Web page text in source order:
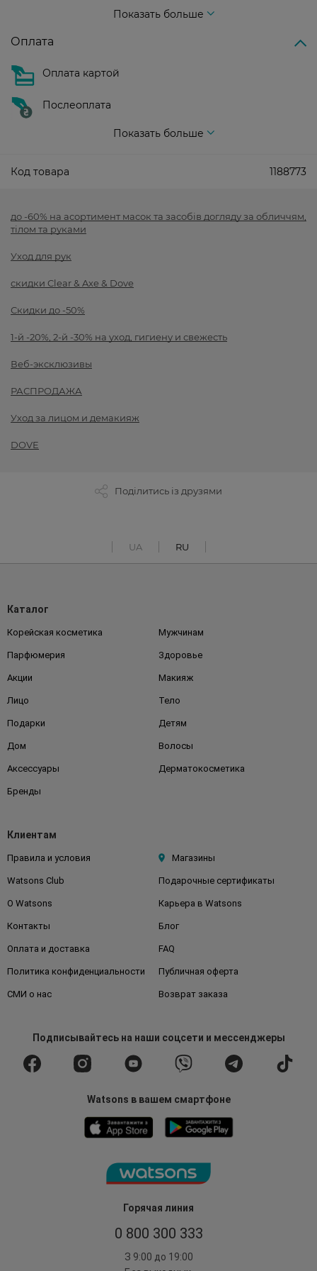
Показать больше
Оплата
Оплата картой
Послеоплата
Показать больше
Код товара 1188773
до -60% на асортимент масок та засобів догляду за обличчям,
тілом та руками
Уход для рук
скидки Clear & Axe & Dove
Скидки до -50%
1-й -20%, 2-й -30% на уход, гигиену и свежесть
Веб-эксклюзивы
РАСПРОДАЖА
Уход за лицом и демакияж
DOVE
Поділитись із друзями
UA RU
Горячая линия
0 800 300 333
З 9:00 до 19:00
Каталог
Корейская косметика Мужчинам
Парфюмерия Здоровье
Акции Макияж
Лицо Тело
Подарки Детям
Дом Волосы
Аксессуары Дерматокосметика
Бренды
Клиентам
Правила и условия Магазины
Watsons Club Подарочные сертификаты
О Watsons Карьера в Watsons
Контакты Блог
Оплата и доставка FAQ
Политика конфиденциальности Публичная оферта
СМИ о нас Возврат заказа
Подписывайтесьна наши соцсети и мессенджеры
Watsons в вашем смартфоне